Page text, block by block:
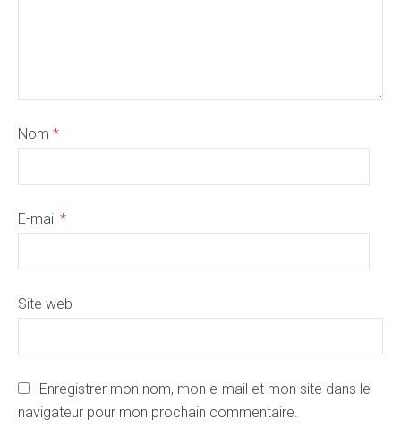
Nom *
E-mail *
Site web
Enregistrer mon nom, mon e-mail et mon site dans le
navigateur pour mon prochain commentaire.